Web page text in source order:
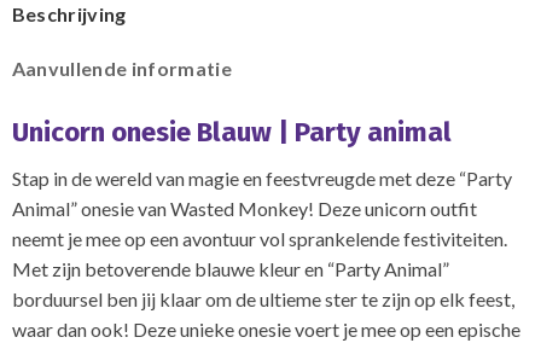
Beschrijving
Aanvullende informatie
Unicorn onesie Blauw | Party animal
Stap in de wereld van magie en feestvreugde met deze “Party
Animal” onesie van Wasted Monkey! Deze unicorn outfit
neemt je mee op een avontuur vol sprankelende festiviteiten.
Met zijn betoverende blauwe kleur en “Party Animal”
borduursel ben jij klaar om de ultieme ster te zijn op elk feest,
waar dan ook! Deze unieke onesie voert je mee op een epische